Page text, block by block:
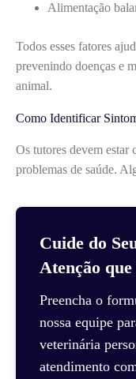
Alimentação
Todos esses fatores
prevenindo doenças e
animal.
Como Identificar
Os tutores devem estar
problemas de saúde.
Cuide do
Atenção
Preencha o
nossa equipe
veterinária
atendimento